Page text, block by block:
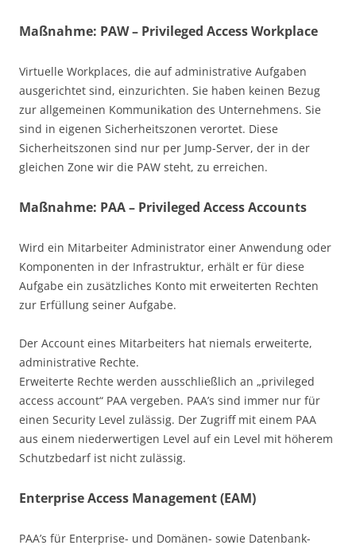
Maßnahme: PAW – Privileged Access Workplace
Virtuelle Workplaces, die auf administrative Aufgaben
ausgerichtet sind, einzurichten. Sie haben keinen Bezug
zur allgemeinen Kommunikation des Unternehmens. Sie
sind in eigenen Sicherheitszonen verortet. Diese
Sicherheitszonen sind nur per Jump-Server, der in der
gleichen Zone wir die PAW steht, zu erreichen.
Maßnahme: PAA – Privileged Access Accounts
Wird ein Mitarbeiter Administrator einer Anwendung oder
Komponenten in der Infrastruktur, erhält er für diese
Aufgabe ein zusätzliches Konto mit erweiterten Rechten
zur Erfüllung seiner Aufgabe.
Der Account eines Mitarbeiters hat niemals erweiterte,
administrative Rechte.
Erweiterte Rechte werden ausschließlich an „privileged
access account“ PAA vergeben. PAA’s sind immer nur für
einen Security Level zulässig. Der Zugriff mit einem PAA
aus einem niederwertigen Level auf ein Level mit höherem
Schutzbedarf ist nicht zulässig.
Enterprise Access Management (EAM)
PAA’s für Enterprise- und Domänen- sowie Datenbank-